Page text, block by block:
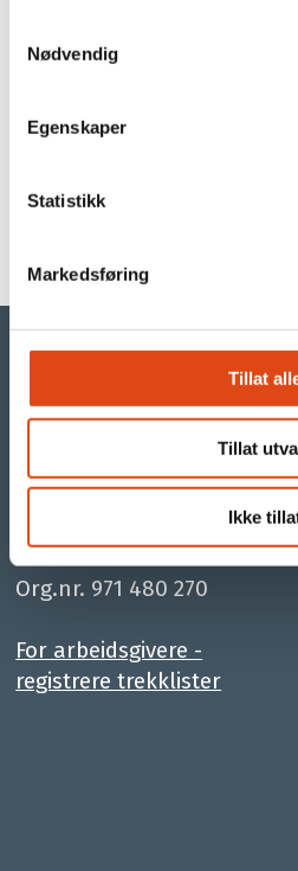
Nødvendig
Egenskaper
Statistikk
Markedsføring
Tillat
Tillat
Ikke
medlemstilbud også for
PARAT LEDERE
- din
Org.nr. 971 480 270
For arbeidsgivere -
registrere trekklister